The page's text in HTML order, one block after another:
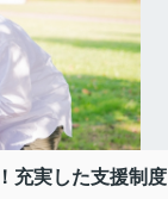
充実した支援制度